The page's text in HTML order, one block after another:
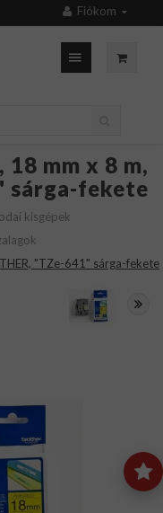
Fiókom
mm x 8 m,
sárga-fekete
kisgépek
"TZe-641" sárga-fekete